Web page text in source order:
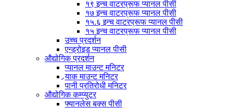
१९ इन्च वाटरप्रूफ प्यानल पीसी
१७ इन्च वाटरप्रूफ प्यानल पीसी
१५.६ इन्च वाटरप्रूफ प्यानल पीसी
१५ इन्च वाटरप्रूफ प्यानल पीसी
उच्च प्रदर्शन
एन्ड्रोइड प्यानल पीसी
औद्योगिक प्रदर्शन
प्यानल माउन्ट मनिटर
र्‍याक माउन्ट मनिटर
पानी प्रतिरोधी मनिटर
औद्योगिक कम्प्युटर
फ्यानलेस बक्स पीसी